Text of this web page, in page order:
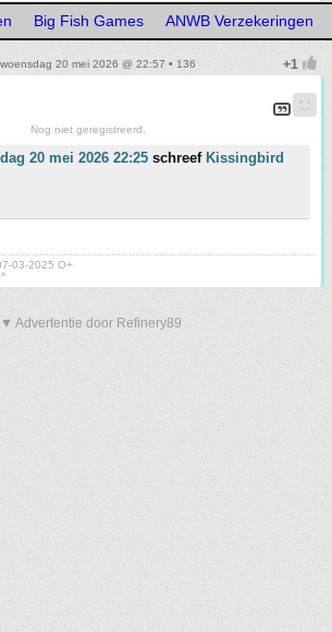
Big Fish Games ANWB Verzekeringen
woensdag 20 mei 2026 @ 22:57 • 136
Nog niet geregistreerd.
20 mei 2026 22:25 schreef Kissingbird
03-2025 O+
▼ Advertentie door Refinery89